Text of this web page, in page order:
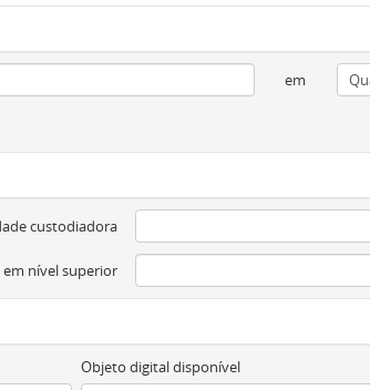
em
custodiadora
em nível superior
Objeto digital disponível